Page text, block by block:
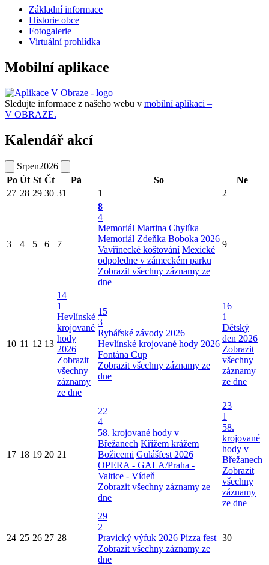
Základní informace
Historie obce
Fotogalerie
Virtuální prohlídka
Mobilní aplikace
Sledujte informace z našeho webu v mobilní aplikaci –
V OBRAZE.
Kalendář akcí
Srpen2026
Po Út St Čt Pá So
Ne
27 28 29 30 31 1 2
3 4 5 6 7
8
4
Memoriál Martina Chylíka
Memoriál Zdeňka Boboka 2026
Vavřinecké koštování Mexické
odpoledne v zámeckém parku
Zobrazit všechny záznamy ze
dne
9
10 11 12 13
14
1
Hevlínské
krojované
hody
2026
Zobrazit
všechny
záznamy
ze dne
15
3
Rybářské závody 2026
Hevlínské krojované hody 2026
Fontána Cup
Zobrazit všechny záznamy ze
dne
16
1
Dětský
den 2026
Zobrazit
všechny
záznamy
ze dne
17 18 19 20 21
22
4
58. krojované hody v
Břežanech Křížem krážem
Božicemi Gulášfest 2026
OPERA - GALA/Praha -
Valtice - Vídeň
Zobrazit všechny záznamy ze
dne
23
1
58.
krojované
hody v
Břežanech
Zobrazit
všechny
záznamy
ze dne
24 25 26 27 28
29
2
Pravický výfuk 2026 Pizza fest
Zobrazit všechny záznamy ze
dne
30